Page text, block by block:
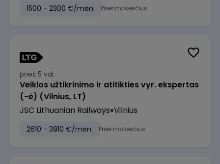
1500 - 2300 €/mėn. Prieš mokesčius
prieš 5 val.
Veiklos užtikrinimo ir atitikties vyr. ekspertas
(-ė) (Vilnius, LT)
JSC Lithuanian Railways Vilnius
2610 - 3910 €/mėn. Prieš mokesčius